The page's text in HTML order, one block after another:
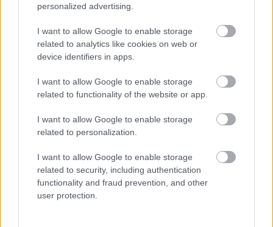
personalized advertising.
I want to allow Google to enable storage
related to analytics like cookies on web or
device identifiers in apps.
I want to allow Google to enable storage
related to functionality of the website or app.
I want to allow Google to enable storage
related to personalization.
I want to allow Google to enable storage
related to security, including authentication
functionality and fraud prevention, and other
user protection.
El guardameta catalán fue decisivo en el empate de su
equipo ante el Granada, realizando 5 paradas y dejando su
portería a cero por primera vez en lo que va de temporada.
Su buena actuación le sirvió para obtener un 8.1 en
Badía lleva 34 puntos en las últimas cinco jornadas, el
David Soria del Getafe (35). Pese a sus buenas
actuaciones, aún tiene un valor inferior a los 2 millones de
euros. ¡Hora de ficharle!